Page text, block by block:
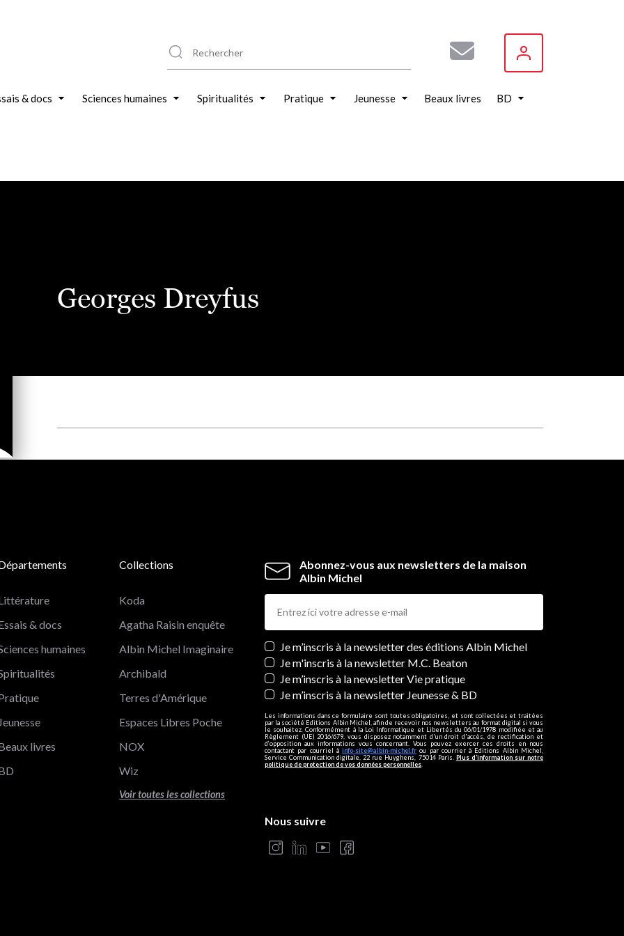
& docs Sciences humaines Spiritualités Pratique Jeunesse Beaux livres BD
Georges Dreyfus
Abonnez-vous aux newsletters de la maison
Albin Michel
Newsletters
Je m’inscris à la newsletter des éditions Albin Michel
Je m'inscris à la newsletter M.C. Beaton
Je m’inscris à la newsletter Vie pratique
Je m’inscris à la newsletter Jeunesse & BD
Les informations dans ce formulaire sont toutes obligatoires, et sont collectées et traitées
par la société Editions Albin Michel, afin de recevoir nos newsletters au format digital si vous
le souhaitez. Conformément à la Loi Informatique et Libertés du 06/01/1978 modifiée et au
Règlement (UE) 2016/679, vous disposez notamment d'un droit d'accès, de rectification et
d’opposition aux informations vous concernant. Vous pouvez exercer ces droits en nous
contactant par courriel àinfo-site@albin-michel.fr ou par courrier à Editions Albin Michel,
Service Communication digitale, 22 rue Huyghens, 75014 Paris. Plus d’information sur notre
politique de protection de vos données personnelles
& docs
humaines
Jeunesse
livres
Collections
Koda
Agatha Raisin enquête
Albin Michel Imaginaire
Archibald
Terres d'Amérique
Espaces Libres Poche
NOX
Wiz
Voir toutes les collections
Nous suivre